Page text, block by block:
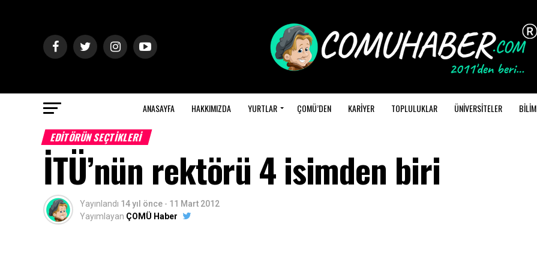
ANASAYFA HAKKIMIZDA YURTLAR ÇOMÜ’DEN KARİYER TOPLULUKLAR ÜNİVERSİTELER BİLİM
EDITÖRÜN SEÇTIKLERI
İTÜ’nün rektörü 4 isimden biri
Yayınlandı 14 yıl önce - 11 Mart 2012
Yayımlayan ÇOMÜ Haber